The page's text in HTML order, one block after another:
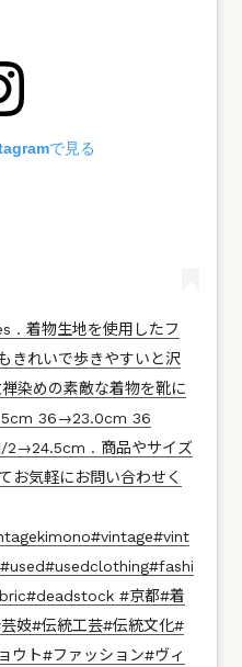
で見る
. 着物生地を使用したフ
きれいで歩きやすいと沢
染めの素敵な着物を靴に
36→23.0cm 36
. 商品やサイズ
お気軽にお問い合わせく
#京都#着
妓#伝統工芸#伝統文化#
ウト#ファッション#ヴィ